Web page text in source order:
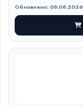
Обновлено: 08.08.2026